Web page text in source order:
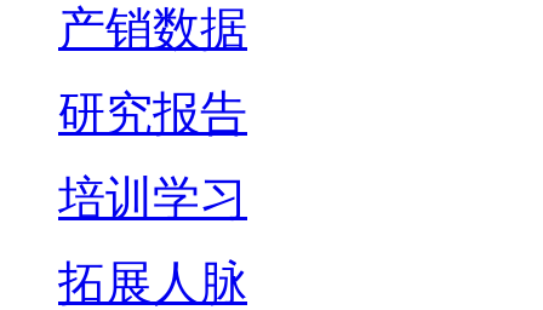
产销数据
研究报告
培训学习
拓展人脉